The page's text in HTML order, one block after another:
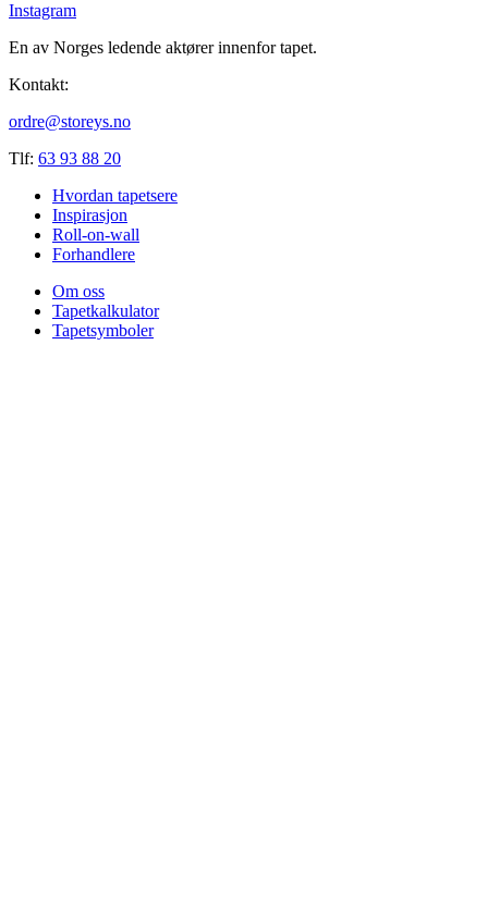
Instagram
En av Norges ledende aktører innenfor tapet.
Kontakt:
ordre@storeys.no
Tlf: 63 93 88 20
Hvordan tapetsere
Inspirasjon
Roll-on-wall
Forhandlere
Om oss
Tapetkalkulator
Tapetsymboler